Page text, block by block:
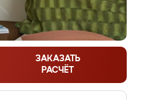
ЗАКАЗАТЬ
РАСЧЁТ